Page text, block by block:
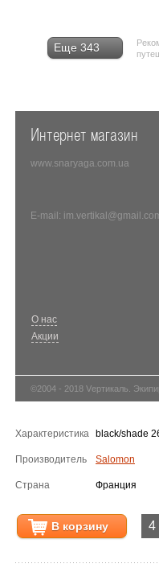
Еще 343
Интернет магазин
www.snaryaga.com.ua
E-mail:
О нас
Акции
©2004 - 2018 Vертикаль.
Характеристика black/shade
Производитель Salomon
Страна Франция
В корзину 4